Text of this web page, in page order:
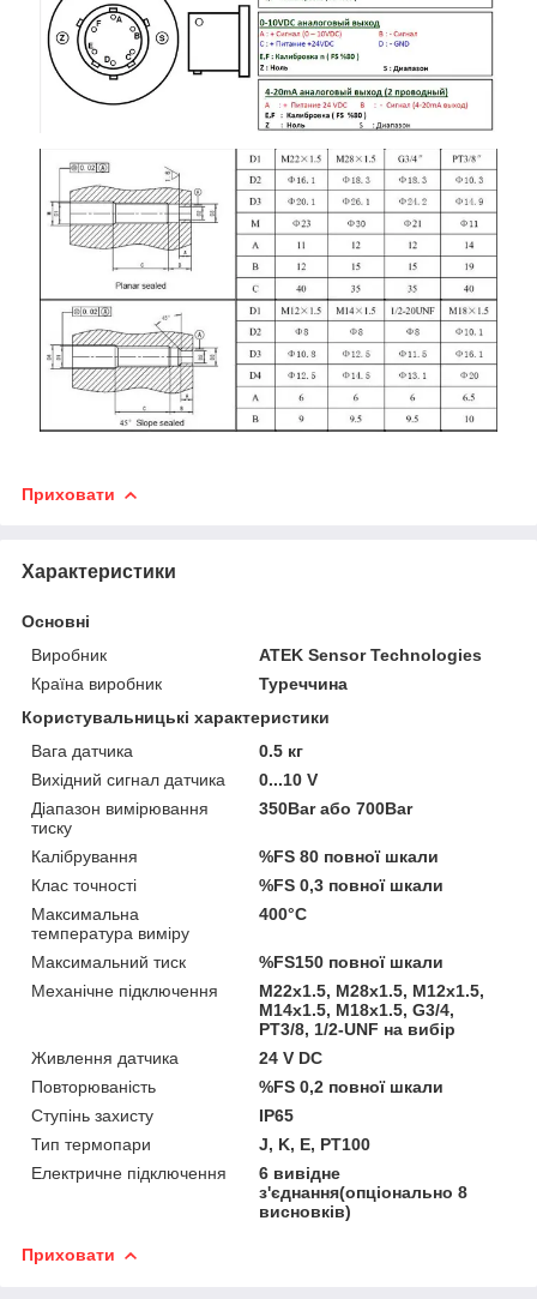
Приховати
Характеристики
Основні
Виробник
ATEK Sensor Technologies
Країна виробник
Туреччина
Користувальницькі характеристики
Вага датчика
0.5 кг
Вихідний сигнал датчика
0...10 V
Діапазон вимірювання
тиску
350Bar або 700Bar
Калібрування
%FS 80 повної шкали
Клас точності
%FS 0,3 повної шкали
Максимальна
температура виміру
400°C
Максимальний тиск
%FS150 повної шкали
Механічне підключення
M22x1.5, M28x1.5, M12x1.5,
M14x1.5, M18x1.5, G3/4,
PT3/8, 1/2-UNF на вибір
Живлення датчика
24 V DC
Повторюваність
%FS 0,2 повної шкали
Ступінь захисту
IP65
Тип термопари
J, K, E, PT100
Електричне підключення
6 вивідне
з'єднання(опціонально 8
висновків)
Приховати